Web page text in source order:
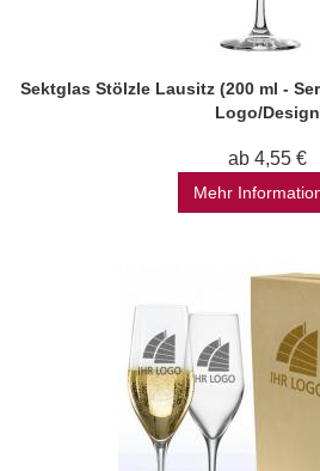
Sektglas Stölzle Lausitz (200 ml -
Logo/Design
ab 4,55 €
Mehr